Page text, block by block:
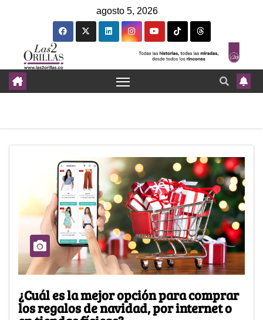
agosto 5, 2026
¿Cuál es la mejor opción para comprar
los regalos de navidad, por internet o